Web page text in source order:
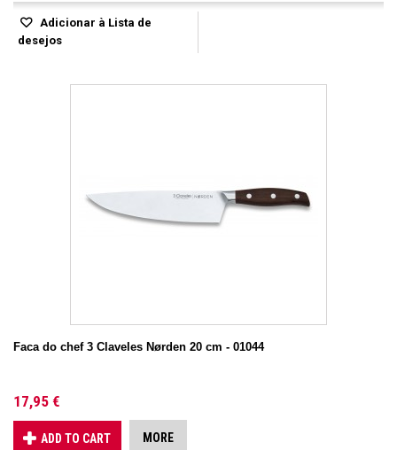
Adicionar à Lista de
desejos
Faca do chef 3 Claveles Nørden 20 cm - 01044
17,95 €
ADD TO CART MORE